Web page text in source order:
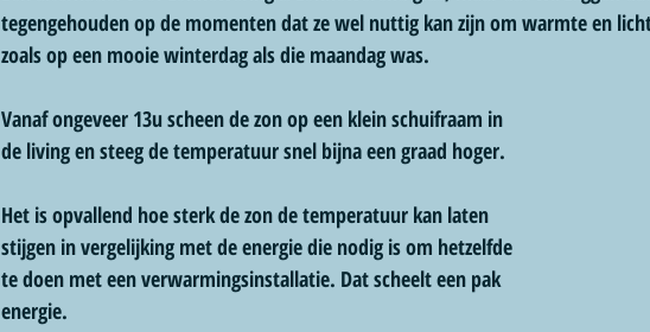
tegengehouden op de momenten dat ze wel nuttig kan zijn om warmte en
zoals op een mooie winterdag als die maandag was.
Vanaf ongeveer 13u scheen de zon op een klein schuifraam in
de living en steeg de temperatuur snel bijna een graad hoger.
Het is opvallend hoe sterk de zon de temperatuur kan laten
stijgen in vergelijking met de energie die nodig is om hetzelfde
te doen met een verwarmingsinstallatie. Dat scheelt een pak
energie.